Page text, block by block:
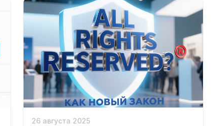
26 августа 2025